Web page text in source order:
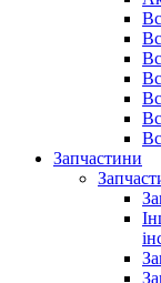
Запчастини